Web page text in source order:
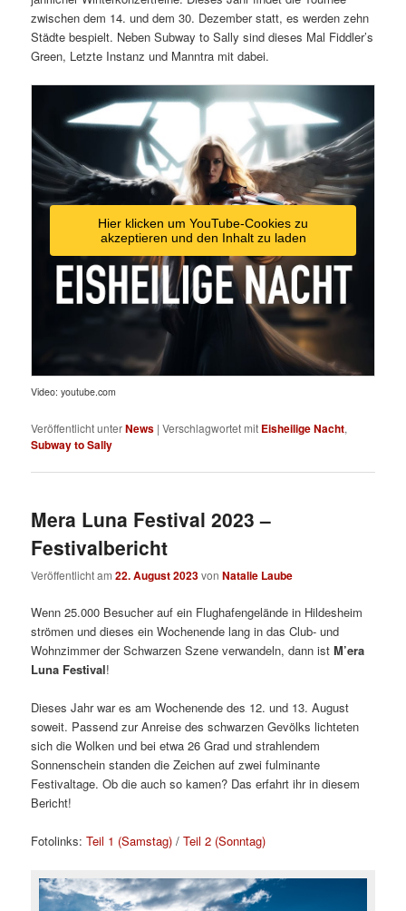
zwischen dem 14. und dem 30. Dezember statt, es werden zehn
Städte bespielt. Neben Subway to Sally sind dieses Mal Fiddler’s
Green, Letzte Instanz und Manntra mit dabei.
Hier klicken um YouTube-Cookies zu
akzeptieren und den Inhalt zu laden
Video: youtube.com
Veröffentlicht unterNews |Verschlagwortet mit Eisheilige Nacht,
Subway to Sally
Mera Luna Festival 2023 –
Festivalbericht
Veröffentlicht am22. August 2023vonNatalie Laube
Wenn 25.000 Besucher auf ein Flughafengelände in Hildesheim
strömen und dieses ein Wochenende lang in das Club- und
Wohnzimmer der Schwarzen Szene verwandeln, dann istM’era
Luna Festival!
Dieses Jahr war es am Wochenende des 12. und 13. August
soweit. Passend zur Anreise des schwarzen Gevölks lichteten
sich die Wolken und bei etwa 26 Grad und strahlendem
Sonnenschein standen die Zeichen auf zwei fulminante
Festivaltage. Ob die auch so kamen? Das erfahrt ihr in diesem
Bericht!
Fotolinks:Teil 1 (Samstag) /Teil 2 (Sonntag)